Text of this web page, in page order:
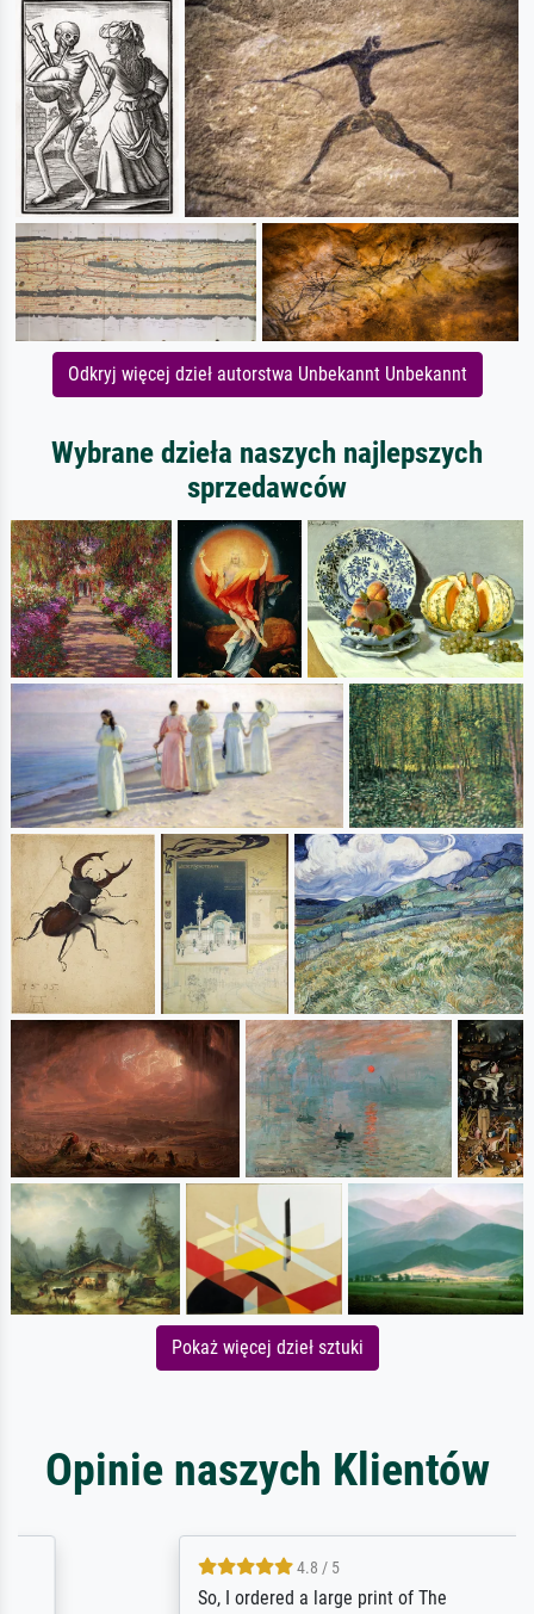
Odkryj więcej dzieł autorstwa Unbekannt Unbekannt
Wybrane dzieła naszych najlepszych
sprzedawców
Pokaż więcej dzieł sztuki
Opinie naszych Klientów
4.8 / 5
So, I ordered a large print of The